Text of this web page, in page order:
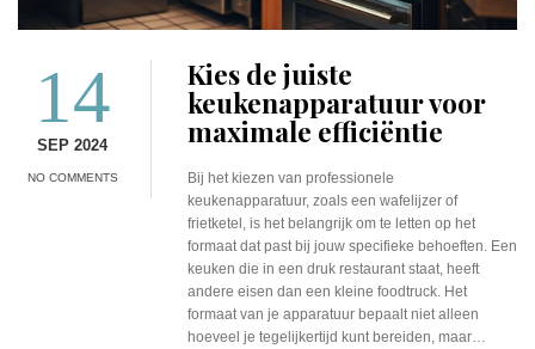
14
SEP 2024
NO COMMENTS
Kies de juiste
keukenapparatuur voor
maximale efficiëntie
Bij het kiezen van professionele
keukenapparatuur, zoals een wafelijzer of
frietketel, is het belangrijk om te letten op het
formaat dat past bij jouw specifieke behoeften. Een
keuken die in een druk restaurant staat, heeft
andere eisen dan een kleine foodtruck. Het
formaat van je apparatuur bepaalt niet alleen
hoeveel je tegelijkertijd kunt bereiden, maar…